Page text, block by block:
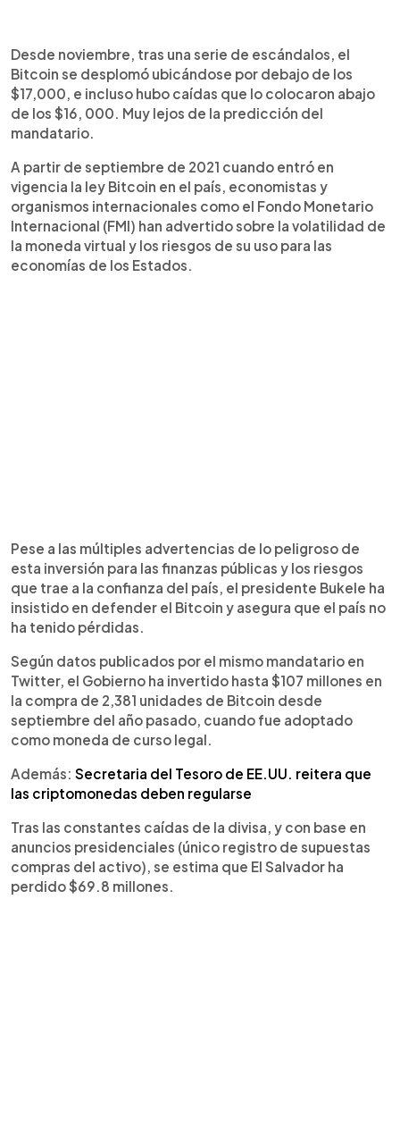
Desde noviembre, tras una serie de escándalos, el
Bitcoin se desplomó ubicándose por debajo de los
$17,000, e incluso hubo caídas que lo colocaron abajo
de los $16, 000. Muy lejos de la predicción del
mandatario.
A partir de septiembre de 2021 cuando entró en
vigencia la ley Bitcoin en el país, economistas y
organismos internacionales como el Fondo Monetario
Internacional (FMI) han advertido sobre la volatilidad de
la moneda virtual y los riesgos de su uso para las
economías de los Estados.
Pese a las múltiples advertencias de lo peligroso de
esta inversión para las finanzas públicas y los riesgos
que trae a la confianza del país, el presidente Bukele ha
insistido en defender el Bitcoin y asegura que el país no
ha tenido pérdidas.
Según datos publicados por el mismo mandatario en
Twitter, el Gobierno ha invertido hasta $107 millones en
la compra de 2,381 unidades de Bitcoin desde
septiembre del año pasado, cuando fue adoptado
como moneda de curso legal.
Además: Secretaria del Tesoro de EE.UU. reitera que
las criptomonedas deben regularse
Tras las constantes caídas de la divisa, y con base en
anuncios presidenciales (único registro de supuestas
compras del activo), se estima que El Salvador ha
perdido $69.8 millones.